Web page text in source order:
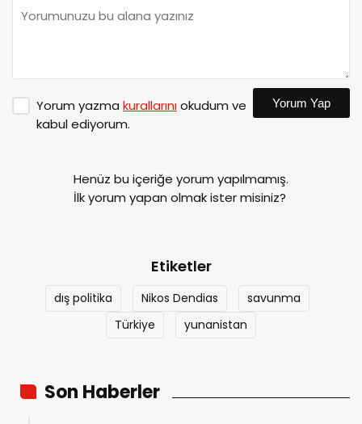
Yorum yazma kurallarınıokudum ve
kabul ediyorum.
Yorum Yap
Henüz bu içeriğe yorum yapılmamış.
İlk yorum yapan olmak ister misiniz?
Etiketler
dış politika Nikos Dendias
savunma
Türkiye
yunanistan
Son Haberler